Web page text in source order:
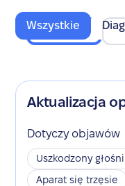
Wszystkie
Aktualizacja
Dotyczy objawów
Uszkodzony
Aparat się trzęsie